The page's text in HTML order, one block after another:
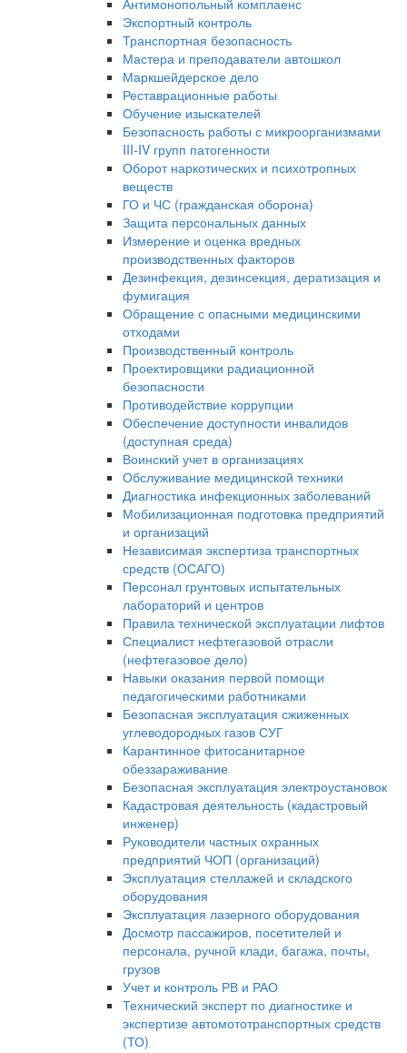
Экспортный контроль
Транспортная безопасность
Мастера и преподаватели автошкол
Маркшейдерское дело
Реставрационные работы
Обучение изыскателей
Безопасность работы с микроорганизмами
III-IV групп патогенности
Оборот наркотических и психотропных
веществ
ГО и ЧС (гражданская оборона)
Защита персональных данных
Измерение и оценка вредных
производственных факторов
Дезинфекция, дезинсекция, дератизация и
фумигация
Обращение с опасными медицинскими
отходами
Производственный контроль
Проектировщики радиационной
безопасности
Противодействие коррупции
Обеспечение доступности инвалидов
(доступная среда)
Воинский учет в организациях
Обслуживание медицинской техники
Диагностика инфекционных заболеваний
Мобилизационная подготовка предприятий
и организаций
Независимая экспертиза транспортных
средств (ОСАГО)
Персонал грунтовых испытательных
лабораторий и центров
Правила технической эксплуатации лифтов
Специалист нефтегазовой отрасли
(нефтегазовое дело)
Навыки оказания первой помощи
педагогическими работниками
Безопасная эксплуатация сжиженных
углеводородных газов СУГ
Карантинное фитосанитарное
обеззараживание
Безопасная эксплуатация электроустановок
Кадастровая деятельность (кадастровый
инженер)
Руководители частных охранных
предприятий ЧОП (организаций)
Эксплуатация стеллажей и складского
оборудования
Эксплуатация лазерного оборудования
Досмотр пассажиров, посетителей и
персонала, ручной клади, багажа, почты,
грузов
Учет и контроль РВ и РАО
Технический эксперт по диагностике и
экспертизе автомототранспортных средств
(ТО)